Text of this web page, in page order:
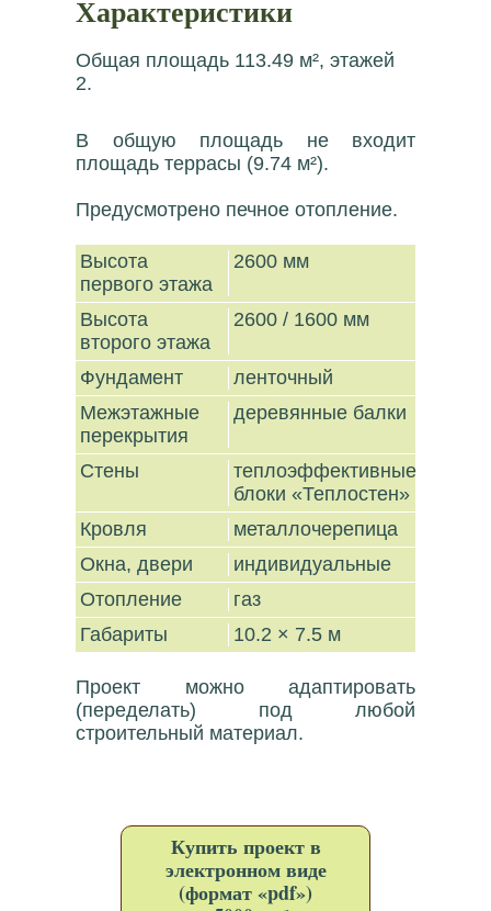
Характеристики
Общая площадь 113.49 м², этажей
2.
В общую площадь не входит
площадь террасы (9.74 м²).
Предусмотрено печное отопление.
Высота
первого этажа
2600 мм
Высота
второго этажа
2600 / 1600 мм
Фундамент
ленточный
Межэтажные
перекрытия
деревянные балки
Стены
теплоэффективные
блоки «Теплостен»
Кровля
металлочерепица
Окна, двери
индивидуальные
Отопление
газ
Габариты
10.2 × 7.5 м
Проект можно адаптировать
(переделать) под любой
строительный материал.
Купить проект в
электронном виде
(формат «pdf»)